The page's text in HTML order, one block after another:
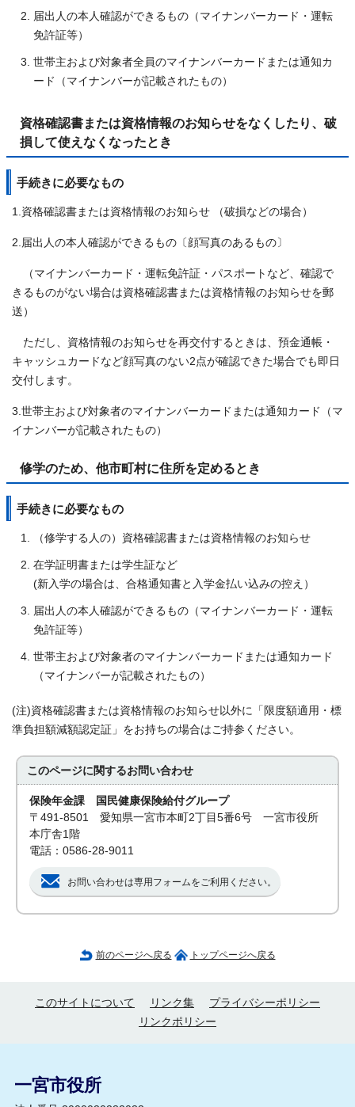
届出人の本人確認ができるもの（マイナンバーカード・運転
免許証等）
世帯主および対象者全員のマイナンバーカードまたは通知カ
ード（マイナンバーが記載されたもの）
資格確認書または資格情報のお知らせをなくしたり、破
損して使えなくなったとき
手続きに必要なもの
1.資格確認書または資格情報のお知らせ （破損などの場合）
2.届出人の本人確認ができるもの〔顔写真のあるもの〕
（マイナンバーカード・運転免許証・パスポートなど、確認で
きるものがない場合は資格確認書または資格情報のお知らせを郵
送）
ただし、資格情報のお知らせを再交付するときは、預金通帳・
キャッシュカードなど顔写真のない2点が確認できた場合でも即日
交付します。
3.世帯主および対象者のマイナンバーカードまたは通知カード（マ
イナンバーが記載されたもの）
修学のため、他市町村に住所を定めるとき
手続きに必要なもの
（修学する人の）資格確認書または資格情報のお知らせ
在学証明書または学生証など
(新入学の場合は、合格通知書と入学金払い込みの控え）
届出人の本人確認ができるもの（マイナンバーカード・運転
免許証等）
世帯主および対象者のマイナンバーカードまたは通知カード
（マイナンバーが記載されたもの）
(注)資格確認書または資格情報のお知らせ以外に「限度額適用・標
準負担額減額認定証」をお持ちの場合はご持参ください。
このページに関するお問い合わせ
保険年金課 国民健康保険給付グループ
〒491-8501 愛知県一宮市本町2丁目5番6号 一宮市役所
本庁舎1階
電話：0586-28-9011
お問い合わせは専用フォームをご利用ください。
前のページへ戻る トップページへ戻る
このサイトについて リンク集
プライバシーポリシー
リンクポリシー
一宮市役所